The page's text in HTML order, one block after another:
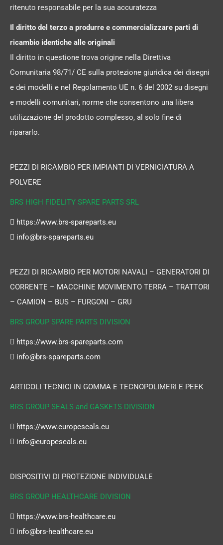
ritenuto responsabile per la sua accuratezza
Il diritto del terzo a produrre e commercializzare parti di
ricambio identiche alle originali
Il diritto in questione trova origine nella Direttiva
Comunitaria 98/71/ CE sulla protezione giuridica dei disegni
e dei modelli e nel Regolamento UE n. 6 del 2002 su disegni
e modelli comunitari, norme che consentono una libera
utilizzazione del prodotto complesso, al solo fine di
ripararlo.
PEZZI DI RICAMBIO PER IMPIANTI DI VERNICIATURA A
POLVERE
BRS HIGH FIDELITY SPARE PARTS SRL
https://www.brs-spareparts.eu
info@brs-spareparts.eu
PEZZI DI RICAMBIO PER MOTORI NAVALI – GENERATORI DI
CORRENTE – MACCHINE MOVIMENTO TERRA – TRATTORI
– CAMION – BUS – FURGONI – GRU
BRS GROUP SPARE PARTS DIVISION
https://www.brs-spareparts.com
info@brs-spareparts.com
ARTICOLI TECNICI IN GOMMA E TECNOPOLIMERI E PEEK
BRS GROUP SEALS and GASKETS DIVISION
https://www.europeseals.eu
info@europeseals.eu
DISPOSITIVI DI PROTEZIONE INDIVIDUALE
BRS GROUP HEALTHCARE DIVISION
https://www.brs-healthcare.eu
info@brs-healthcare.eu